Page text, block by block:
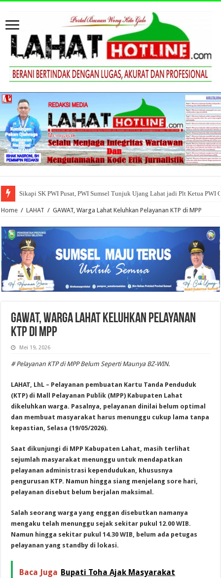
Sikapi SK PWI Pusat, PWI Sumsel Tunjuk Ujang Lahat jadi Plt Ketua PWI
Home / LAHAT / GAWAT, Warga Lahat Keluhkan Pelayanan KTP di MPP
GAWAT, Warga Lahat Keluhkan Pelayanan
KTP di MPP
Mei 19, 2026
# Pelayanan KTP di MPP Belum Seperti Maunya BZ-WIN.
LAHAT, LhL – Pelayanan pembuatan Kartu Tanda Penduduk
(KTP) di Mall Pelayanan Publik (MPP) Kabupaten Lahat
dikeluhkan warga. Pasalnya, pelayanan dinilai belum optimal
dan membuat masyarakat harus menunggu cukup lama tanpa
kepastian, Selasa (19/05/2026).
Saat dikunjungi di MPP Kabupaten Lahat, masih terlihat
sejumlah masyarakat menunggu untuk mendapatkan
pelayanan administrasi kependudukan, khususnya
pengurusan KTP. Namun hingga siang menjelang sore hari,
pelayanan disebut belum berjalan maksimal.
Salah seorang warga yang enggan disebutkan namanya
mengaku telah menunggu sejak sekitar pukul 12.00 WIB.
Namun hingga sekitar pukul 14.30 WIB, belum ada petugas
pelayanan yang standby di lokasi.
Baca Juga Bupati Toha Ajak Masyarakat